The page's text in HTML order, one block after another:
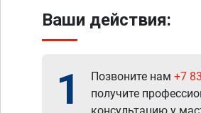
Ваши действия:
1 Позвоните нам +7
получите